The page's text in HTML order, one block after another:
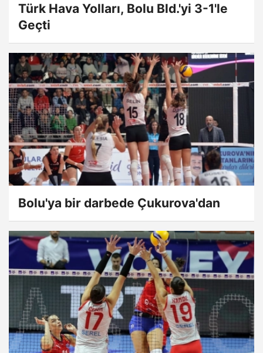
Türk Hava Yolları, Bolu Bld.'yi 3-1'le
Geçti
Bolu'ya bir darbede Çukurova'dan